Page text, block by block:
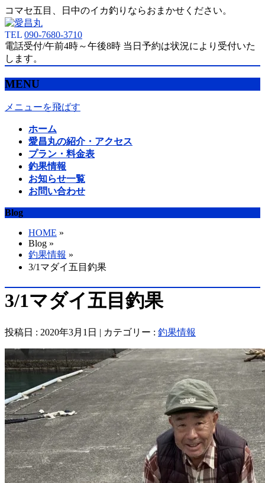
コマセ五目、日中のイカ釣りならおまかせください。
TEL 090-7680-3710
電話受付/午前4時～午後8時 当日予約は状況により受付いた
します。
MENU
メニューを飛ばす
ホーム
愛昌丸の紹介・アクセス
プラン・料金表
釣果情報
お知らせ一覧
お問い合わせ
Blog
HOME »
Blog »
釣果情報 »
3/1マダイ五目釣果
3/1マダイ五目釣果
投稿日 : 2020年3月1日 | カテゴリー : 釣果情報